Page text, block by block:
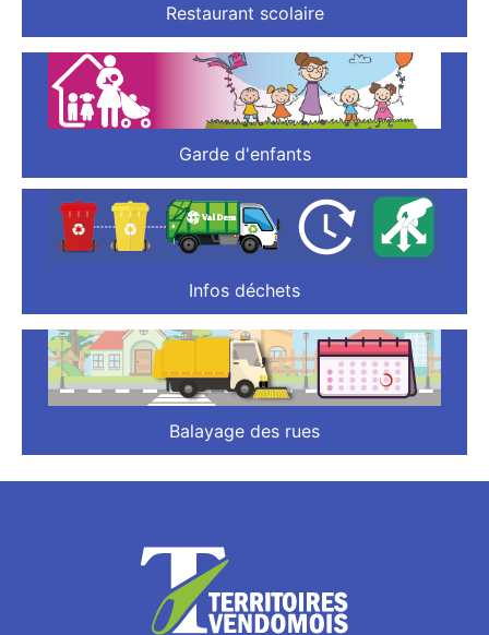
Restaurant scolaire
Garde d'enfants
Infos déchets
Balayage des rues